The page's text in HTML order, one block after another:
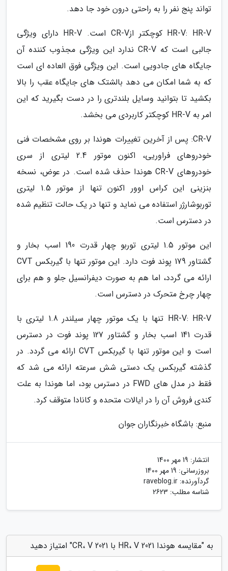
تواند پنج نفر را به راحتی درون خود جا دهد.
HR-V: HR-V کوچکتر ازCR-V است. HR-V دارای ویژگی
جالبی است که CR-V ندارد این ویژگی مجذوب کننده آن
جایگاه های جادویی است. این ویژگی فوق العاده ای است
که به شما امکان می دهد بالشتک های جایگاه عقب را بالا
بکشید تا بتوانید وسایل بلندتری را در دست بگیرید که این
امر به HR-V کوچکتر کاربردی می بخشد.
CR-V: پس از آخرین تغییرات هوندا بر روی مشخصات فنی
خودروهای فراوریی، اکنون موتور 2.4 لیتری از سری
خودروهای CR-V هوندا حذف شده است. در عوض، نسخه
بنزینی این کراس اوور اکنون تنها از موتور 1.5 لیتری
توربوشارژر استفاده می نماید و تنها در یک حالت تنظیم شده
در دسترس است.
این موتور 1.5 لیتری توربو چهار قدرت 190 اسب بخار و
گشتاور 179 پوند فوت دارد. این موتور تنها با گیربکس CVT
ارائه می گردد، اما هم به صورت دیفرانسیل جلو و هم برای
چهار چرخ متحرک در دسترس است.
HR-V: HR-V تنها با یک موتور چهار سیلندر 1.8 لیتری با
قدرت 141 اسب بخار و گشتاور 127 پوند فوت در دسترس
است و این موتور تنها با گیربکس CVT ارائه می گردد. در
گذشته گیربکس یک دستی شش سرعته ارائه می شد که
فقط در مدل های FWD در دسترس بود، اما هوندا به علت
کندی فروش آن را در ایالات متحده و کانادا متوقف کرد.
منبع: باشگاه خبرنگاران جوان
انتشار: 19 مهر 1400
بروزرسانی: 19 مهر 1400
گردآورنده: raveblog.ir
شناسه مطلب: 2623
به "مقایسه هوندا 2021 HR، V با 2021 CR، V" امتیاز دهید